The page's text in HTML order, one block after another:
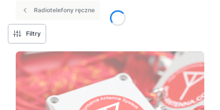
Radiotelefony ręczne
Filtry